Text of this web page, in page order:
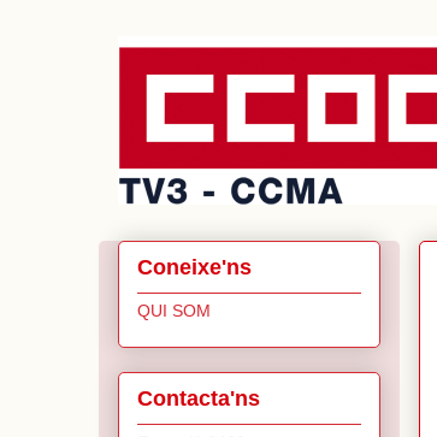
Coneixe'ns
QUI SOM
Contacta'ns